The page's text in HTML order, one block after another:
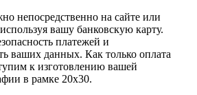
непосредственно на сайте или
вашу банковскую карту.
платежей и
ваших данных. Как только оплата
к изготовлению вашей
в рамке 20х30.